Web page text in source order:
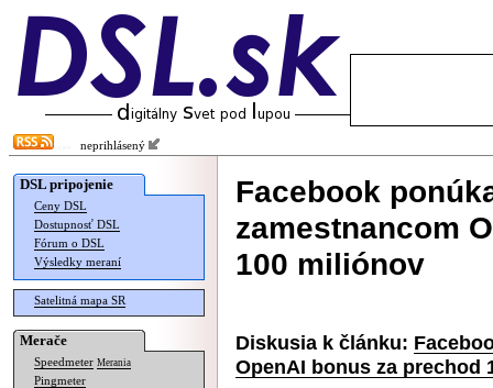
neprihlásený
DSL pripojenie
Ceny DSL
Dostupnosť DSL
Fórum o DSL
Výsledky meraní
Satelitná mapa SR
Merače
Speedmeter Merania
Pingmeter
Facebook
zamestnancom
100 miliónov
Diskusia k článku:
OpenAI bonus za prechod